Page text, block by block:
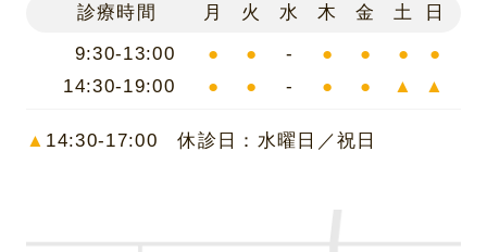
診療時間 月 火 水 木 金 土
日
9:30-13:00
● ● - ● ● ●
●
14:30-19:00
● ● - ● ● ▲ ▲
▲ 14:30-17:00 休診日：水曜日／祝日